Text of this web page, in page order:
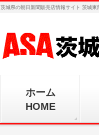
茨城県の朝日新聞販売店情報サイト 茨城
ホーム
HOME